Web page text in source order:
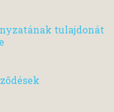
tulajdonát